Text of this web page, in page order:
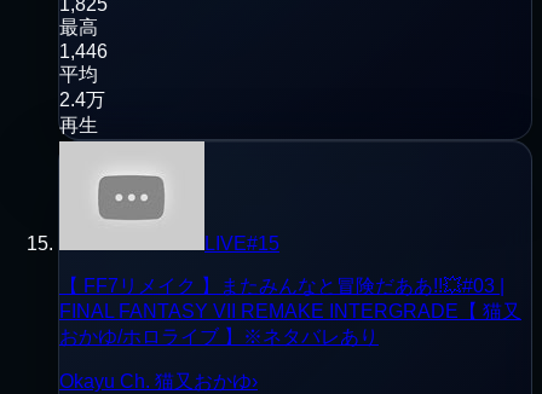
1,825
最高
1,446
平均
2.4万
再生
LIVE#15
【 FF7リメイク 】またみんなと冒険だああ!!💥#03 |
FINAL FANTASY VII REMAKE INTERGRADE【 猫又
おかゆ/ホロライブ 】※ネタバレあり
Okayu Ch. 猫又おかゆ›